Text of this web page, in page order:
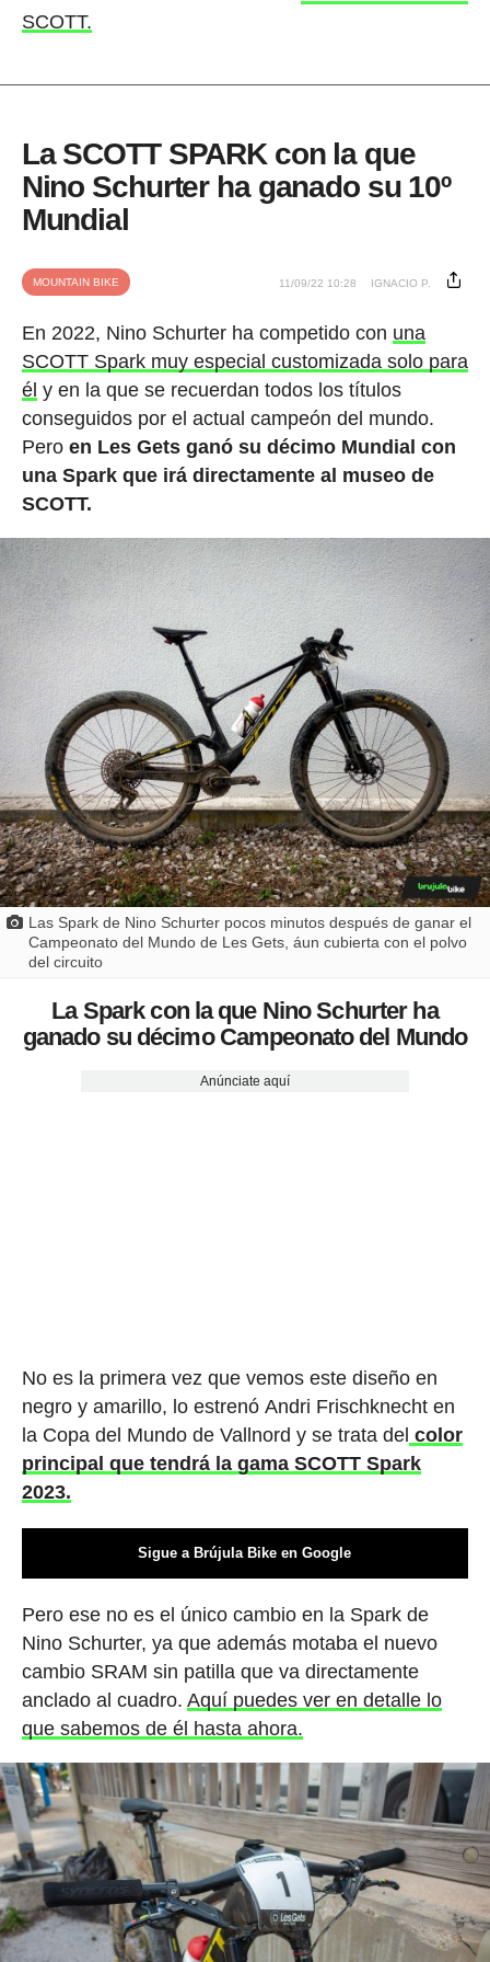
SCOTT.
La SCOTT SPARK con la que
Nino Schurter ha ganado su 10º
Mundial
MOUNTAIN BIKE 11/09/22 10:28 IGNACIO P.
En 2022, Nino Schurter ha competido con una
SCOTT Spark muy especial customizada solo para
él y en la que se recuerdan todos los títulos
conseguidos por el actual campeón del mundo.
Pero en Les Gets ganó su décimo Mundial con
una Spark que irá directamente al museo de
SCOTT.
Las Spark de Nino Schurter pocos minutos después de ganar el
Campeonato del Mundo de Les Gets, áun cubierta con el polvo
del circuito
La Spark con la que Nino Schurter ha
ganado su décimo Campeonato del Mundo
Anúnciate aquí
No es la primera vez que vemos este diseño en
negro y amarillo, lo estrenó Andri Frischknecht en
la Copa del Mundo de Vallnord y se trata del color
principal que tendrá la gama SCOTT Spark
2023.
Sigue a Brújula Bike en Google
Pero ese no es el único cambio en la Spark de
Nino Schurter, ya que además motaba el nuevo
cambio SRAM sin patilla que va directamente
anclado al cuadro. Aquí puedes ver en detalle lo
que sabemos de él hasta ahora.